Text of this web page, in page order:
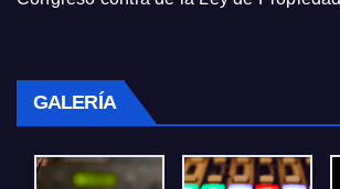
GALERÍA